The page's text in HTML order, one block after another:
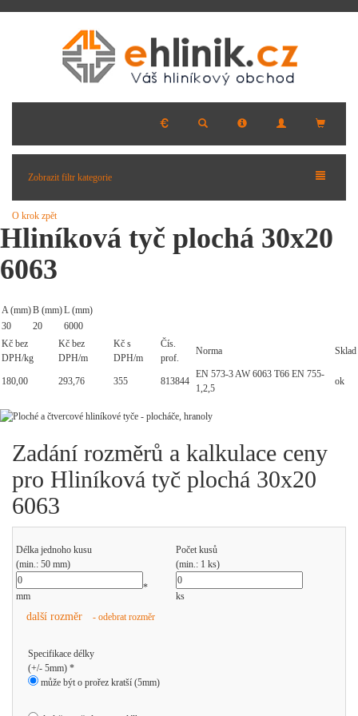
Zobrazit filtr kategorie
O krok zpět
Hliníková tyč plochá 30x20
6063
A (mm)B (mm)L (mm)
30
20
6000
Kč bez
DPH/kg
Kč bez
DPH/m
Kč s
DPH/m
Čís.
prof.
Norma Sklad
180,00 293,76 355 813844
EN 573-3 AW 6063 T66 EN 755-
1,2,5
ok
Zadání rozměrů a kalkulace ceny
pro Hliníková tyč plochá 30x20
6063
Délka jednoho kusu
(min.: 50 mm)
Počet kusů
(min.: 1 ks)
mm
*
ks
další rozměr - odebrat rozměr
Specifikace délky
(+/- 5mm) *
může být o prořez kratší (5mm)